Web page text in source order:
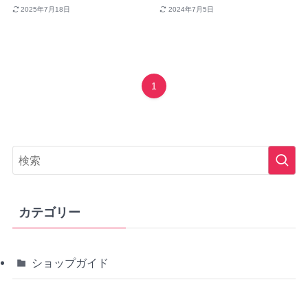
2025年7月18日 2024年7月5日
1
カテゴリー
ショップガイド